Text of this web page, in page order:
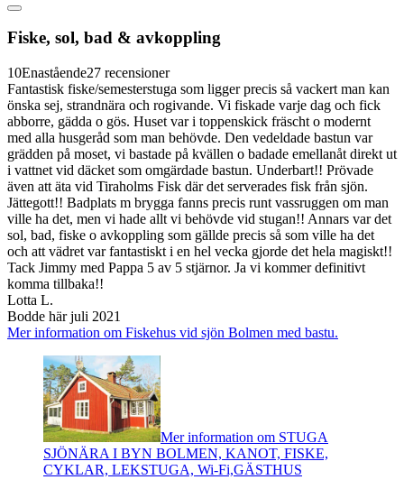
Fiske, sol, bad & avkoppling
10Enastående27 recensioner
Fantastisk fiske/semesterstuga som ligger precis så vackert man kan
önska sej, strandnära och rogivande. Vi fiskade varje dag och fick
abborre, gädda o gös. Huset var i toppenskick fräscht o modernt
med alla husgeråd som man behövde. Den vedeldade bastun var
grädden på moset, vi bastade på kvällen o badade emellanåt direkt ut
i vattnet vid däcket som omgärdade bastun. Underbart!! Prövade
även att äta vid Tiraholms Fisk där det serverades fisk från sjön.
Jättegott!! Badplats m brygga fanns precis runt vassruggen om man
ville ha det, men vi hade allt vi behövde vid stugan!! Annars var det
sol, bad, fiske o avkoppling som gällde precis så som ville ha det
och att vädret var fantastiskt i en hel vecka gjorde det hela magiskt!!
Tack Jimmy med Pappa 5 av 5 stjärnor. Ja vi kommer definitivt
komma tillbaka!!
Lotta L.
Bodde här juli 2021
Mer information om Fiskehus vid sjön Bolmen med bastu.
Mer information om STUGA
SJÖNÄRA I BYN BOLMEN, KANOT, FISKE,
CYKLAR, LEKSTUGA, Wi-Fi,GÄSTHUS